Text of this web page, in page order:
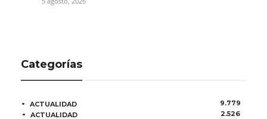
Categorías
ACTUALIDAD
9.779
ACTUALIDAD
2.526